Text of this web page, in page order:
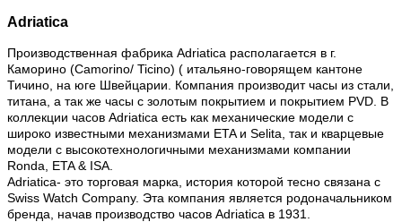
Adriatica
Производственная фабрика Adriatica располагается в г.
Каморино (Camorino/ Ticino) ( итальяно-говорящем кантоне
Тичино, на юге Швейцарии. Компания производит часы из стали,
титана, а так же часы с золотым покрытием и покрытием PVD. В
коллекции часов Adriatica есть как механические модели с
широко известными механизмами ETA и Selita, так и кварцевые
модели с высокотехнологичными механизмами компании
Ronda, ETA & ISA.
Adriatica- это торговая марка, история которой тесно связана с
Swiss Watch Company. Эта компания является родоначальником
бренда, начав производство часов Adriatica в 1931.